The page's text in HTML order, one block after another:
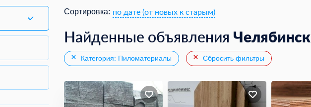
Сортировка: по дате (от новых к старым)
Найденные объявления Челябинск
Категория: Пиломатериалы Сбросить фильтры